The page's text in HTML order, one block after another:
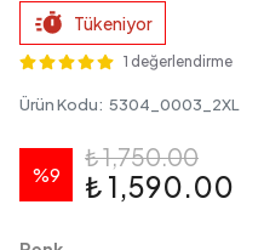
Tükeniyor
1 değerlendirme
Ürün Kodu: 5304_0003_2XL
%9
₺ 1,750.00
₺ 1,590.00